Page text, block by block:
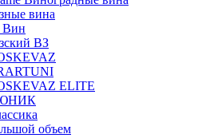
вина
Вин
ВЗ
ELITE
объем